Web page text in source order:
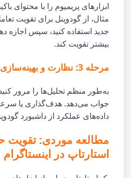
ابزارهای پریمیوم را با محتوای
مثال، از گودوپنل برای تقویت
جدید استفاده کنید، سپس اجازه
بیشتر تقویت کند.
مرحله 3: نظارت و بهینه‌سازی
به‌طور منظم تحلیل‌ها را مرور
جواب می‌دهد. هدف‌گذاری یا
داده‌های عملکرد از داشبورد
مطالعه موردی: تقویت
استارتاپ در اینستاگرام